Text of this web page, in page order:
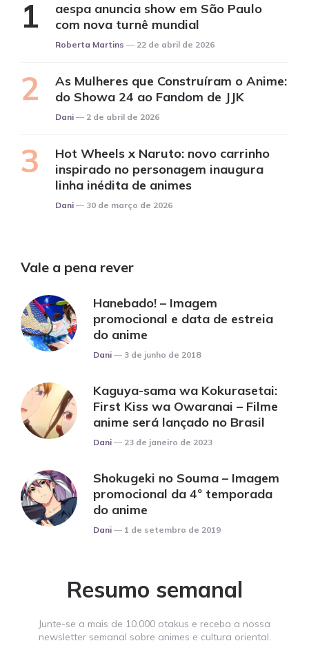
aespa anuncia show em São Paulo
com nova turnê mundial
Posted
Roberta Martins 22 de abril de 2026
As Mulheres que Construíram o Anime:
do Showa 24 ao Fandom de JJK
Posted
Dani 2 de abril de 2026
Hot Wheels x Naruto: novo carrinho
inspirado no personagem inaugura
linha inédita de animes
Posted
Dani 30 de março de 2026
Vale a pena rever
Hanebado! – Imagem
promocional e data de estreia
do anime
Posted
Dani 3 de junho de 2018
Kaguya-sama wa Kokurasetai:
First Kiss wa Owaranai – Filme
anime será lançado no Brasil
Posted
Dani 23 de janeiro de 2023
Shokugeki no Souma – Imagem
promocional da 4º temporada
do anime
Posted
Dani 1 de setembro de 2019
Resumo semanal
Junte-se a mais de 10.000 otakus e receba a nossa
newsletter semanal sobre animes e cultura oriental.